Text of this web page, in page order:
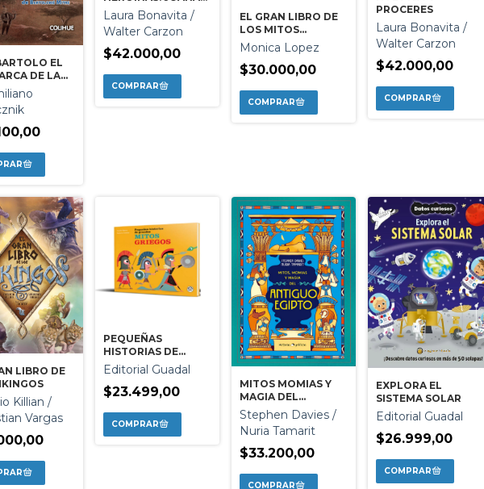
EL
DE LA
AZURDUY MARIA
REMEDIOS DEL
VALLE Y MACACHA
GÜEMES
Laura Bonavita /
Walter Carzon
$42.000,00
EL GRAN LIBRO DE
LOS MITOS
GRIEGOS
Monica Lopez
$30.000,00
PROCERES
Laura Bonavita /
Walter Carzon
$42.000,00
LIBRO DE
Killian /
Vargas
PEQUEÑAS
HISTORIAS DE
OTROS GRANDES
MITOS GRIEGOS
Editorial Guadal
$23.499,00
MITOS MOMIAS Y
MAGIA DEL
ANTIGUO EGIPTO
Stephen Davies /
Nuria Tamarit
$33.200,00
EXPLORA EL
SISTEMA SOLAR
Editorial Guadal
$26.999,00